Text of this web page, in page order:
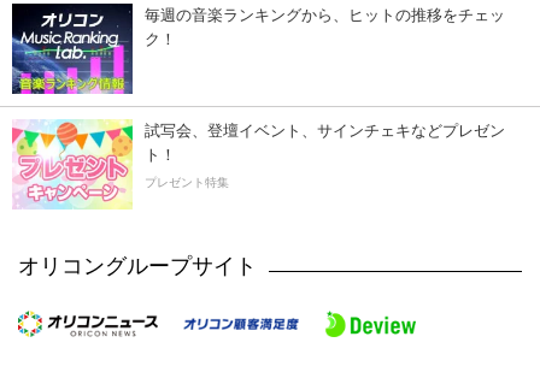
毎週の音楽ランキングから、ヒットの推移をチェッ
ク！
試写会、登壇イベント、サインチェキなどプレゼン
ト！
プレゼント特集
オリコングループサイト